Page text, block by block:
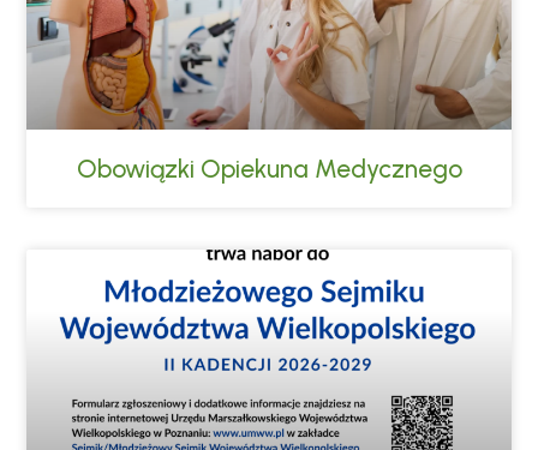
Obowiązki Opiekuna Medycznego